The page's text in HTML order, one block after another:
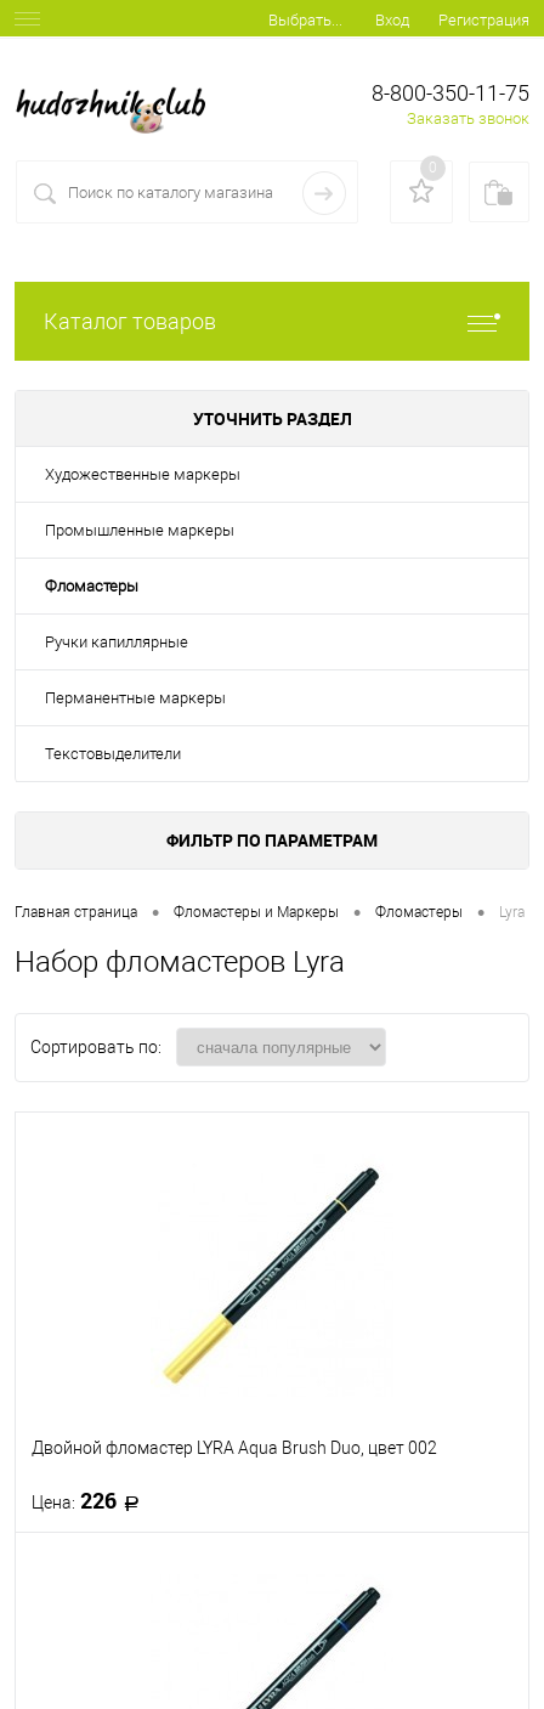
Выбрать... Вход Регистрация
8-800-350-11-75
Заказать звонок
0
Каталог товаров
УТОЧНИТЬ РАЗДЕЛ
Художественные маркеры
Промышленные маркеры
Фломастеры
Ручки капиллярные
Перманентные маркеры
Текстовыделители
ФИЛЬТР ПО ПАРАМЕТРАМ
Главная страница • Фломастеры и Маркеры • Фломастеры • Lyra
Набор фломастеров Lyra
Сортировать по:
Двойной фломастер LYRA Aqua Brush Duo, цвет 002
Цена: 226
В наличии